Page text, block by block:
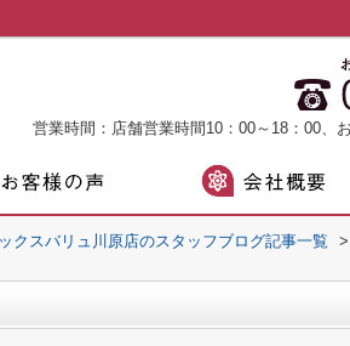
営業時間：店舗営業時間10：00～18：00、
スバリュ川原店のスタッフブログ記事一覧 >